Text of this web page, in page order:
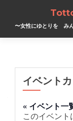
〜女性にゆとりを み
イベント
« イベント一
このイベント